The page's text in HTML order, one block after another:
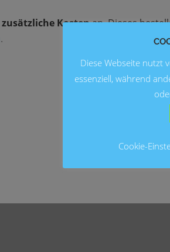
zusätzliche Kostenan. Dieses
.
Diese Webseite nutzt
essenziell, während
Cookie-